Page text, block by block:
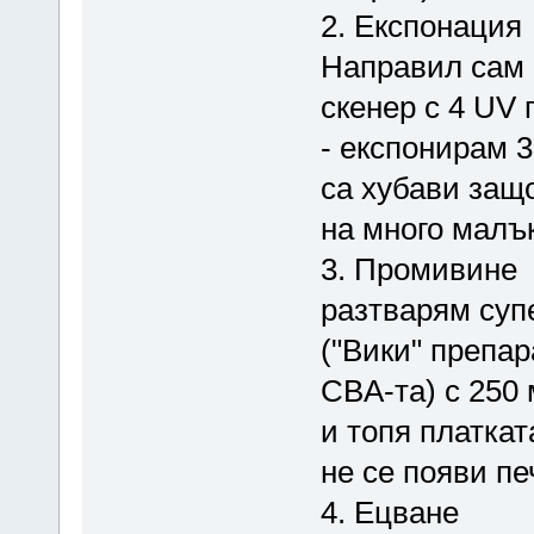
2. Експонация
Направил сам
скенер с 4 UV
- експонирам
са хубави
на много
3. Промивине
разтварям
("Вики"
CBA-та) с 250
и топя
не се появи
4. Ецване